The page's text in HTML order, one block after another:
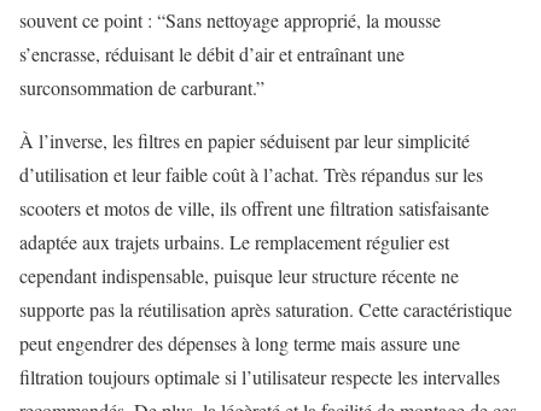
souvent ce point : “Sans nettoyage approprié, la mousse
s’encrasse, réduisant le débit d’air et entraînant une
surconsommation de carburant.”
À l’inverse, les filtres en papier séduisent par leur simplicité
d’utilisation et leur faible coût à l’achat. Très répandus sur les
scooters et motos de ville, ils offrent une filtration satisfaisante
adaptée aux trajets urbains. Le remplacement régulier est
cependant indispensable, puisque leur structure récente ne
supporte pas la réutilisation après saturation. Cette caractéristique
peut engendrer des dépenses à long terme mais assure une
filtration toujours optimale si l’utilisateur respecte les intervalles